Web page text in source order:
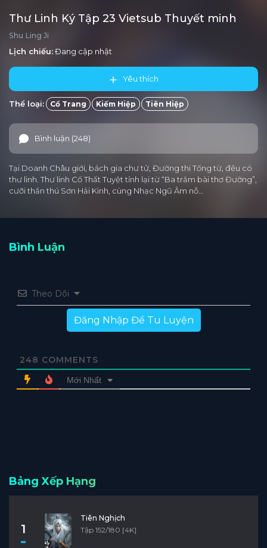
Tập 45 Tập 44 Tập 43 Tập 42 Tập 41
Tập 40
Tập 28
Tập 25 Tập 24 Tập 23 Tập 22
Tập 15 Tập 14 Tập 13 Tập 12 Tập 11
Tập 10 Tập 9 Tập 8 Tập 7 Tập 6
Thư Linh Ký Tập 23 Vietsub Thuyết minh
Shu Ling Ji
Lịch chiếu:Đang cập nhật
Yêu thích
Thể loại: Cổ Trang Kiếm Hiệp Tiên Hiệp
Bình luận (248)
Tại Doanh Châu giới, bách gia chư tử, Đường thi Tống từ, đều có
thư linh. Thư linh Cố Thất Tuyệt tỉnh lại từ “Ba trăm bài thơ Đường”,
cưỡi thần thú Sơn Hải Kinh, cùng Nhạc Ngũ Âm nỗ…
Bình Luận
Theo Dõi
Đăng Nhập Để Tu Luyện
248 COMMENTS
Mới Nhất
Bảng Xếp Hạng
1
Tiên Nghịch
Tập 152/180 [4K]